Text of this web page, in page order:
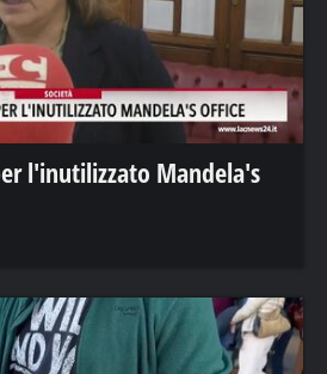
l'inutilizzato Mandela's